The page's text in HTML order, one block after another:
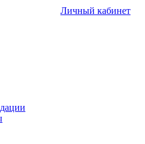
Личный кабинет